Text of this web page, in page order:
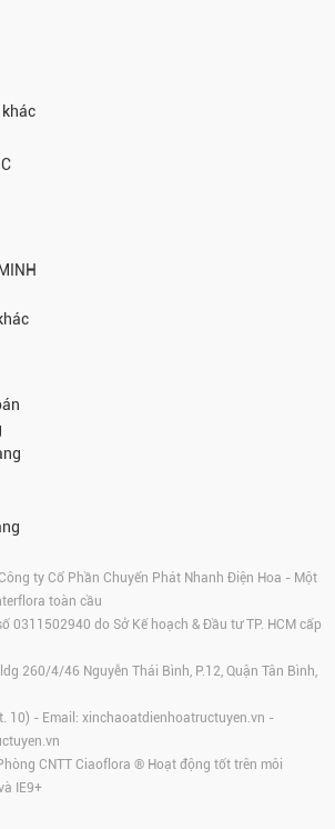
khác
ty Cổ Phần Chuyển Phát Nhanh Điện Hoa - Một
toàn cầu
0311502940 do Sở Kế hoạch & Đầu tư TP. HCM cấp
260/4/46 Nguyễn Thái Bình, P.12, Quận Tân Bình,
10) - Email: xinchaoatdienhoatructuyen.vn -
CNTT Ciaoflora ® Hoạt động tốt trên môi
IE9+